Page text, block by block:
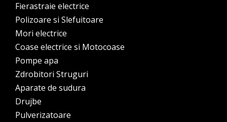
Fierastraie electrice
Polizoare si Slefuitoare
Mori electrice
Coase electrice si Motocoase
Pompe apa
Zdrobitori Struguri
Aparate de sudura
Drujbe
Pulverizatoare